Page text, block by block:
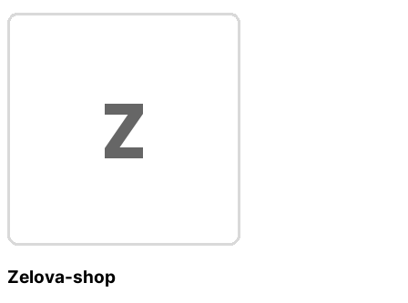
Zelova-shop